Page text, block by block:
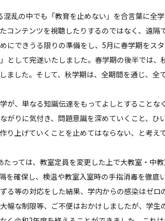
金採択状況 ご
案内・広報誌 学
校法人田村学園概要 理
乱の中でも「教育を止めない」を合言葉に全
コンテンツを視聴したりするのではなく、遠隔
にできうる限りの準備をし、5月に春学期をス
として完遂いたしました。春学期の後半では、
ました。そして、秋学期は、全期間を通じ、全
が、単なる知識伝達をもってよしとすることな
がりに気付き、問題意識を深めていくこと、ひ
り上げていくことを止めてはならない、と考え
っては、教室定員を変更した上で大教室・中教
を確保し、検温や教室入室時の手指消毒を徹底
る等の対応をした結果、学内からの感染はゼロ
幅な制限等、ご不便はおかけしましたが、学生